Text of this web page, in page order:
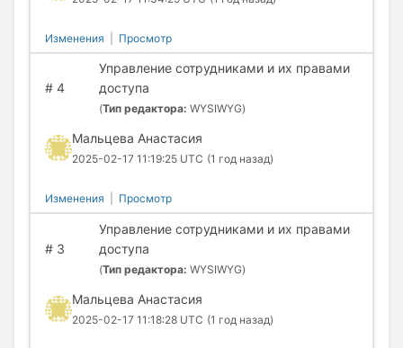
Изменения Просмотр
#4
Управление сотрудниками и их правами
доступа
(Тип редактора: WYSIWYG)
Мальцева Анастасия
2025-02-17 11:19:25 UTC (1 год назад)
Изменения Просмотр
#3
Управление сотрудниками и их правами
доступа
(Тип редактора: WYSIWYG)
Мальцева Анастасия
2025-02-17 11:18:28 UTC (1 год назад)